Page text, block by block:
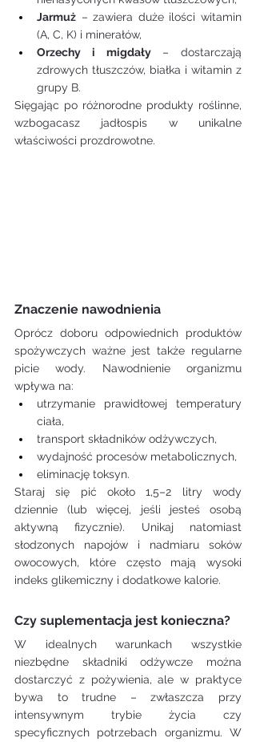
Jarmuż – zawiera duże ilości witamin
(A, C, K) i minerałów,
Orzechy i migdały – dostarczają
zdrowych tłuszczów, białka i witamin z
grupy B.
Sięgając po różnorodne produkty roślinne,
wzbogacasz jadłospis w unikalne
właściwości prozdrowotne.
Znaczenie nawodnienia
Oprócz doboru odpowiednich produktów
spożywczych ważne jest także regularne
picie wody. Nawodnienie organizmu
wpływa na:
utrzymanie prawidłowej temperatury
ciała,
transport składników odżywczych,
wydajność procesów metabolicznych,
eliminację toksyn.
Staraj się pić około 1,5–2 litry wody
dziennie (lub więcej, jeśli jesteś osobą
aktywną fizycznie). Unikaj natomiast
słodzonych napojów i nadmiaru soków
owocowych, które często mają wysoki
indeks glikemiczny i dodatkowe kalorie.
Czy suplementacja jest konieczna?
W idealnych warunkach wszystkie
niezbędne składniki odżywcze można
dostarczyć z pożywienia, ale w praktyce
bywa to trudne – zwłaszcza przy
intensywnym trybie życia czy
specyficznych potrzebach organizmu. W